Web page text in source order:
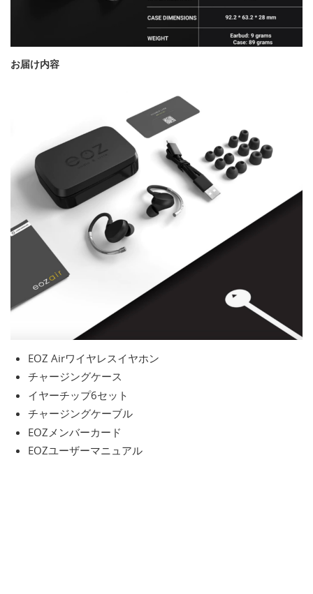
お届け内容
EOZ Airワイヤレスイヤホン
チャージングケース
イヤーチップ6セット
チャージングケーブル
EOZメンバーカード
EOZユーザーマニュアル